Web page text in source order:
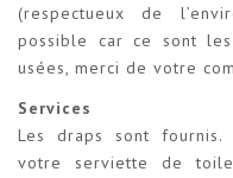
(respectueux de
possible car ce sont
usées, merci de votre
Services
Les draps sont
votre serviette de